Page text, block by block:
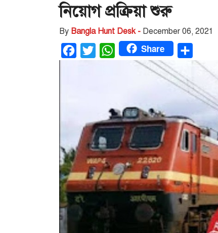
নিয়োগ প্রক্রিয়া শুরু
By Bangla Hunt Desk - December 06, 2021
WhatsApp
Share
Share